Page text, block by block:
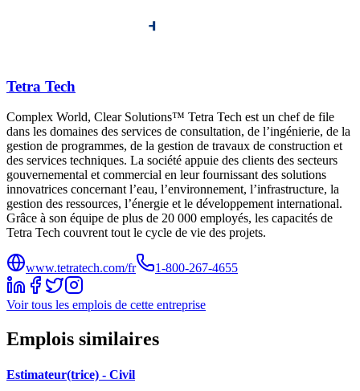
Tetra Tech
Complex World, Clear Solutions™ Tetra Tech est un chef de file
dans les domaines des services de consultation, de l’ingénierie, de la
gestion de programmes, de la gestion de travaux de construction et
des services techniques. La société appuie des clients des secteurs
gouvernemental et commercial en leur fournissant des solutions
innovatrices concernant l’eau, l’environnement, l’infrastructure, la
gestion des ressources, l’énergie et le développement international.
Grâce à son équipe de plus de 20 000 employés, les capacités de
Tetra Tech couvrent tout le cycle de vie des projets.
www.tetratech.com/fr 1-800-267-4655
Voir tous les emplois de cette entreprise
Emplois similaires
Estimateur(trice) - Civil